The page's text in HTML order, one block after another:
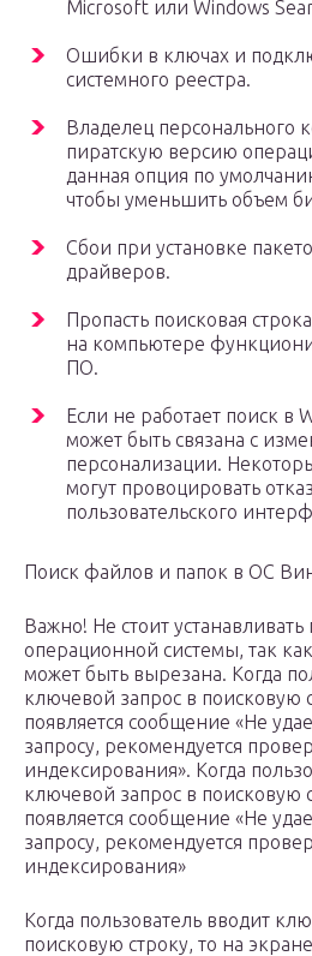
Microsoft или Windows
Ошибки в ключах и
системного реестра.
Владелец персонального
пиратскую версию
данная опция по
чтобы уменьшить объем
Сбои при установке
драйверов.
Пропасть поисковая
на компьютере
ПО.
Если не работает поиск в
может быть связана с
персонализации.
могут провоцировать
пользовательского
Поиск файлов и папок в ОС
Важно! Не стоит
операционной системы, так
может быть вырезана. Когда
ключевой запрос в поисковую
появляется сообщение «Не
запросу, рекомендуется
индексирования». Когда
ключевой запрос в поисковую
появляется сообщение «Не
запросу, рекомендуется
индексирования»
Когда пользователь вводит
поисковую строку, то на